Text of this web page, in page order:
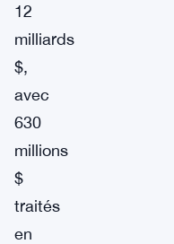
12
milliards
$,
avec
630
millions
$
traités
en